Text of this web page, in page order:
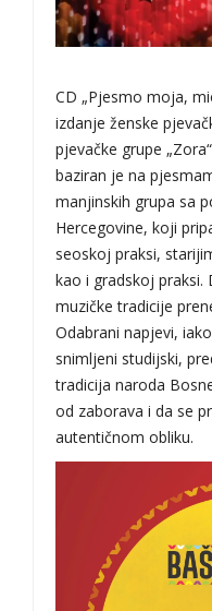
CD „Pjesmo moja,
izdanje ženske
pjevačke grupe
baziran je na
manjinskih grupa sa
Hercegovine, koji
seoskoj praksi,
kao i gradskoj praksi.
muzičke tradicije
Odabrani napjevi,
snimljeni studijski,
tradicija naroda
od zaborava i da se
autentičnom obliku.